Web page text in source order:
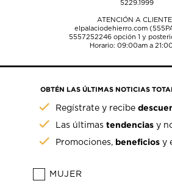
5229.1999
ATENCIÓN A
elpalaciodehierro.com
5557252246opción 1 y
Horario: 09:00am a
OBTÉN LAS ÚLTIMAS NOTICIAS
Regístrate y recibe
Las últimastendencias y
Promociones, beneficios y
MUJER